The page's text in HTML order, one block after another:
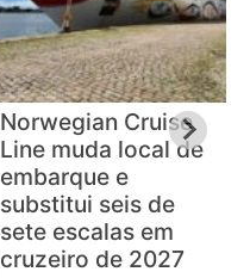
Norwegian Cruise
Line muda local de
embarque e
substitui seis de
sete escalas em
cruzeiro de 2027